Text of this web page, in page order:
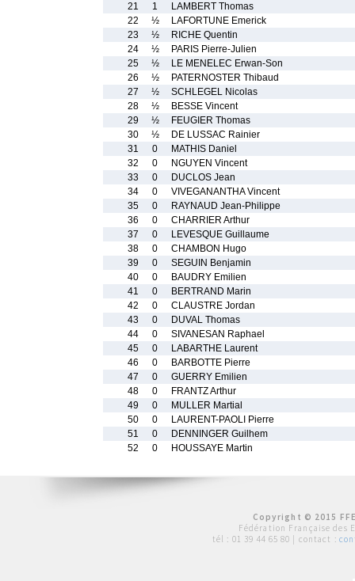
21
1
LAMBERT Thomas
22
½
LAFORTUNE Emerick
23
½
RICHE Quentin
24
½
PARIS Pierre-Julien
25
½
LE MENELEC Erwan-Son
26
½
PATERNOSTER Thibaud
27
½
SCHLEGEL Nicolas
28
½
BESSE Vincent
29
½
FEUGIER Thomas
30
½
DE LUSSAC Rainier
31
0
MATHIS Daniel
32
0
NGUYEN Vincent
33
0
DUCLOS Jean
34
0
VIVEGANANTHA Vincent
35
0
RAYNAUD Jean-Philippe
36
0
CHARRIER Arthur
37
0
LEVESQUE Guillaume
38
0
CHAMBON Hugo
39
0
SEGUIN Benjamin
40
0
BAUDRY Emilien
41
0
BERTRAND Marin
42
0
CLAUSTRE Jordan
43
0
DUVAL Thomas
44
0
SIVANESAN Raphael
45
0
LABARTHE Laurent
46
0
BARBOTTE Pierre
47
0
GUERRY Emilien
48
0
FRANTZ Arthur
49
0
MULLER Martial
50
0
LAURENT-PAOLI Pierre
51
0
DENNINGER Guilhem
52
0 HOUSSAYE Martin
Copyright © 2015
Fédération Française des
tél : 01 39 44 65 80 | contact :